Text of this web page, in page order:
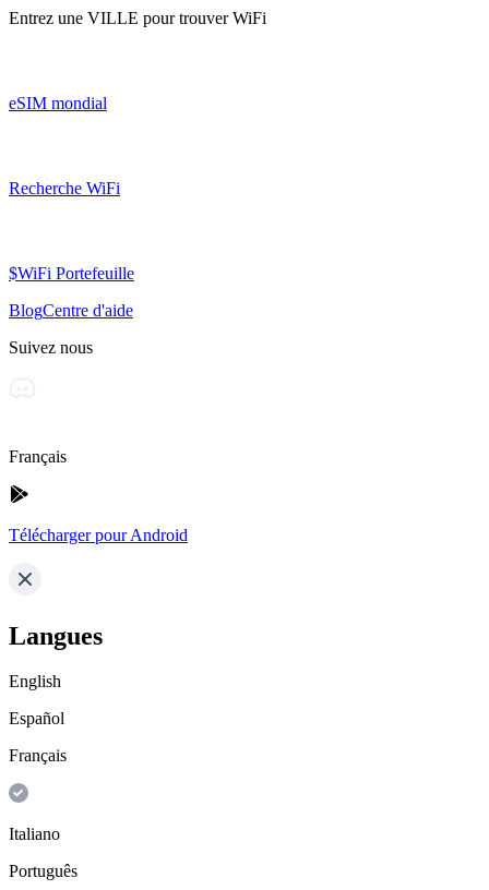
Entrez une VILLE pour trouver WiFi
eSIM mondial
Recherche WiFi
$WiFi Portefeuille
BlogCentre d'aide
Suivez nous
Français
Télécharger pour Android
Langues
English
Español
Français
Italiano
Português